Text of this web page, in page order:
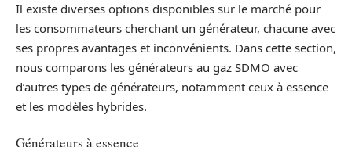
Il existe diverses options disponibles sur le marché pour
les consommateurs cherchant un générateur, chacune avec
ses propres avantages et inconvénients. Dans cette section,
nous comparons les générateurs au gaz SDMO avec
d’autres types de générateurs, notamment ceux à essence
et les modèles hybrides.
Générateurs à essence